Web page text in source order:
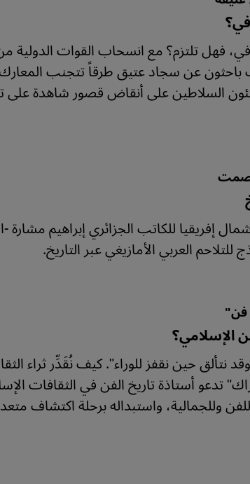
فهل تلتزم؟ مع انسحاب القوات
عن سجاد عتيق طرقاً تتجنب المعارك
طالبان عام 2001 وخَلَف لاجئون السلاطين على أنقاض قصور
للكاتب الجزائري إبراهيم مشارة -
العربي الأمازيغي عبر التاريخ.
فن"
الإسلامي؟
نتألق حين نقفز للوراء". كيف نُقَدِّر ثراء
تدعو أستاذة تاريخ الفن في الثقافات
وللجمالية، واستبداله برحلة اكتشاف